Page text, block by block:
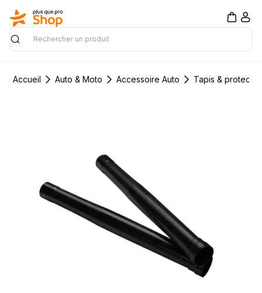
Rechercher
Accueil Auto & Moto Accessoire Auto Tapis &